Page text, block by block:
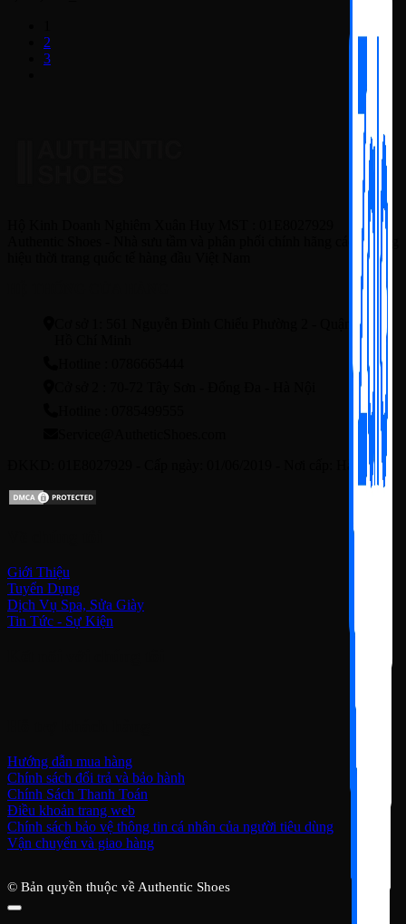
2
3
Authentic Shoes - Nhà sưu tầm và phân phối chính hãng các thương
Cơ sở 1: 561 Nguyễn Đình Chiểu Phường 2 - Quận3 - TP.
ĐKKD: 01E8027929 - Cấp ngày: 01/06/2019 - Nơi cấp: Hà Nội
Giới Thiệu
Tuyển Dụng
Dịch Vụ Spa, Sửa Giày
Tin Tức - Sự Kiện
Hướng dẫn mua hàng
Chính sách đổi trả và bảo hành
Chính Sách Thanh Toán
Điều khoản trang web
Chính sách bảo vệ thông tin cá nhân của người tiêu dùng
Vận chuyển và giao hàng
© Bản quyền thuộc về Authentic Shoes